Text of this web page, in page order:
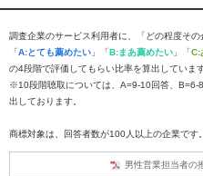
調査企業のサービス利用者に、「どの程度そ
「A:とても薦めたい 」「B:まあ薦めたい 」「C:
の4段階で評価してもらい比率を算出しています
※10段階聴取については、A=9-10回答、B=6-
出しております。
商標対象は、回答者数が100人以上の企業です。
男性営業担当者の